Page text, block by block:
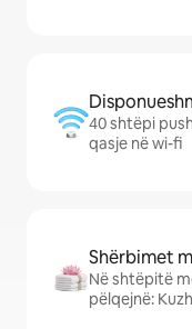
40 shtëpi
qasje në wi-fi
Shërbimet
Në shtëpitë
pëlqejnë: